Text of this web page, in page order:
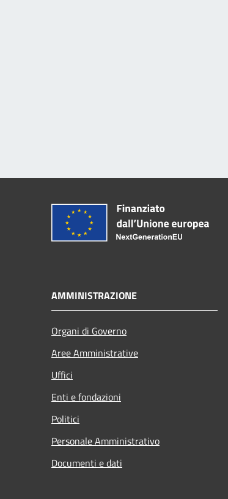
AMMINISTRAZIONE
Organi di Governo
Aree Amministrative
Uffici
Enti e fondazioni
Politici
Personale Amministrativo
Documenti e dati